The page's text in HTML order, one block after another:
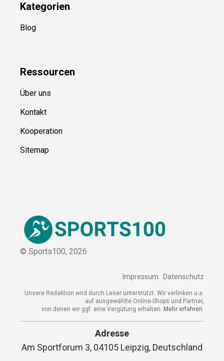
Kategorien
Blog
Ressourcen
Über uns
Kontakt
Kooperation
Sitemap
© Sports100, 2026
Impressum Datenschutz
Unsere Redaktion wird durch Leser unterstützt. Wir verlinken u.a.
auf ausgewählte Online-Shops und Partner,
von denen wir ggf. eine Vergütung erhalten. Mehr erfahren.
Adresse
Am Sportforum 3, 04105 Leipzig, Deutschland